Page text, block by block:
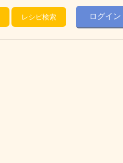
レシピ検索 ログイン